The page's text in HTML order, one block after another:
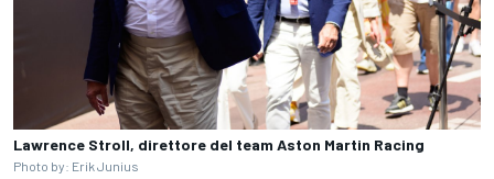
Lawrence Stroll, direttore del team Aston Martin Racing
Photo by: Erik Junius